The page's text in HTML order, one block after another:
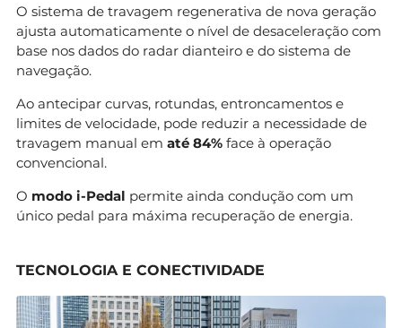
O sistema de travagem regenerativa de nova geração
ajusta automaticamente o nível de desaceleração com
base nos dados do radar dianteiro e do sistema de
navegação.
Ao antecipar curvas, rotundas, entroncamentos e
limites de velocidade, pode reduzir a necessidade de
travagem manual em até 84% face à operação
convencional.
O modo i-Pedal permite ainda condução com um
único pedal para máxima recuperação de energia.
TECNOLOGIA E CONECTIVIDADE